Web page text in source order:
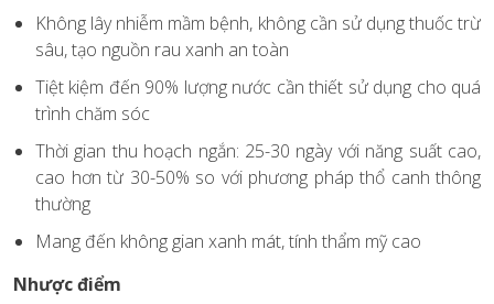
Không lây nhiễm mầm bệnh, không cần sử dụng thuốc trừ
sâu, tạo nguồn rau xanh an toàn
Tiệt kiệm đến 90% lượng nước cần thiết sử dụng cho quá
trình chăm sóc
Thời gian thu hoạch ngắn: 25-30 ngày với năng suất cao,
cao hơn từ 30-50% so với phương pháp thổ canh thông
thường
Mang đến không gian xanh mát, tính thẩm mỹ cao
Nhược điểm